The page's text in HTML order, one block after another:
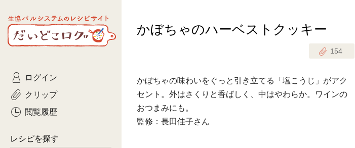
生協パルシステムのレシピ
サイト
だいどこログ
かぼちゃのハーベストクッキー
154
かぼちゃの味わいをぐっと引き立てる「塩こうじ」がアク
セント。外はさくりと香ばしく、中はやわらか。ワインの
おつまみにも。
監修：長田佳子さん
ログイン
クリップ
閲覧履歴
レシピを探す
ひとさじのときめき時間
おきらくだ 1歳半からの幼児食
3日分ごはんセット（3人分）
主菜 副菜
常備菜・作りおき お弁当
おつまみ
コトコト
yumyumいっしょごはん
ぷれーんぺいじ